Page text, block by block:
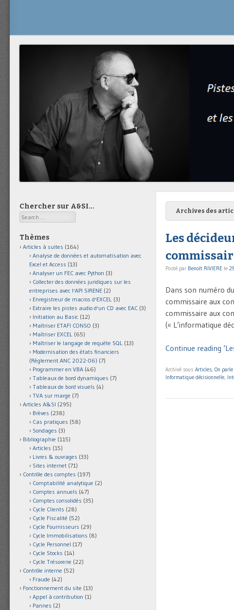
Archives des
Les
Posté par Benoît RIVIERE le
Dans son numéro
commissaire aux
commissaire aux
(« L’informatique
Continue reading
Archivé sous Articles, On
Informatique décisionnelle,
Chercher sur A&SI…
Search
Thèmes
Articles à suites (164)
Analyse de données et automatisation avec
Excel et Access (13)
Analyser un FEC avec Python (3)
Collecter des données juridiques sur les
entreprises avec l'API SIRENE (2)
Enregistreur de macros d'EXCEL (3)
Extraire les pistes audio d'un CD avec EAC (3)
Initiation au Basic (12)
Maîtriser ETAFI CONSO (3)
Maîtriser EXCEL (65)
Maîtriser le langage de requête SQL (13)
Modernisation des états financiers
(Règlement ANC 2022-06) (7)
Programmer en VBA (46)
Tableaux de bord dynamiques (7)
Tableaux de bord visuels (4)
TVA sur marge (7)
Articles A&SI (295)
Brèves (238)
Cas pratiques (58)
Sondages (3)
Bibliographie (115)
Articles (15)
Livres & ouvrages (33)
Sites internet (71)
Contrôle des comptes (197)
Comptabilité analytique (2)
Comptes annuels (47)
Comptes consolidés (35)
Cycle Clients (28)
Cycle Fiscalité (52)
Cycle Fournisseurs (29)
Cycle Immobilisations (8)
Cycle Personnel (17)
Cycle Stocks (14)
Cycle Trésorerie (22)
Contrôle interne (52)
Fraude (42)
Fonctionnement du site (13)
Appel à contribution (1)
Pannes (2)